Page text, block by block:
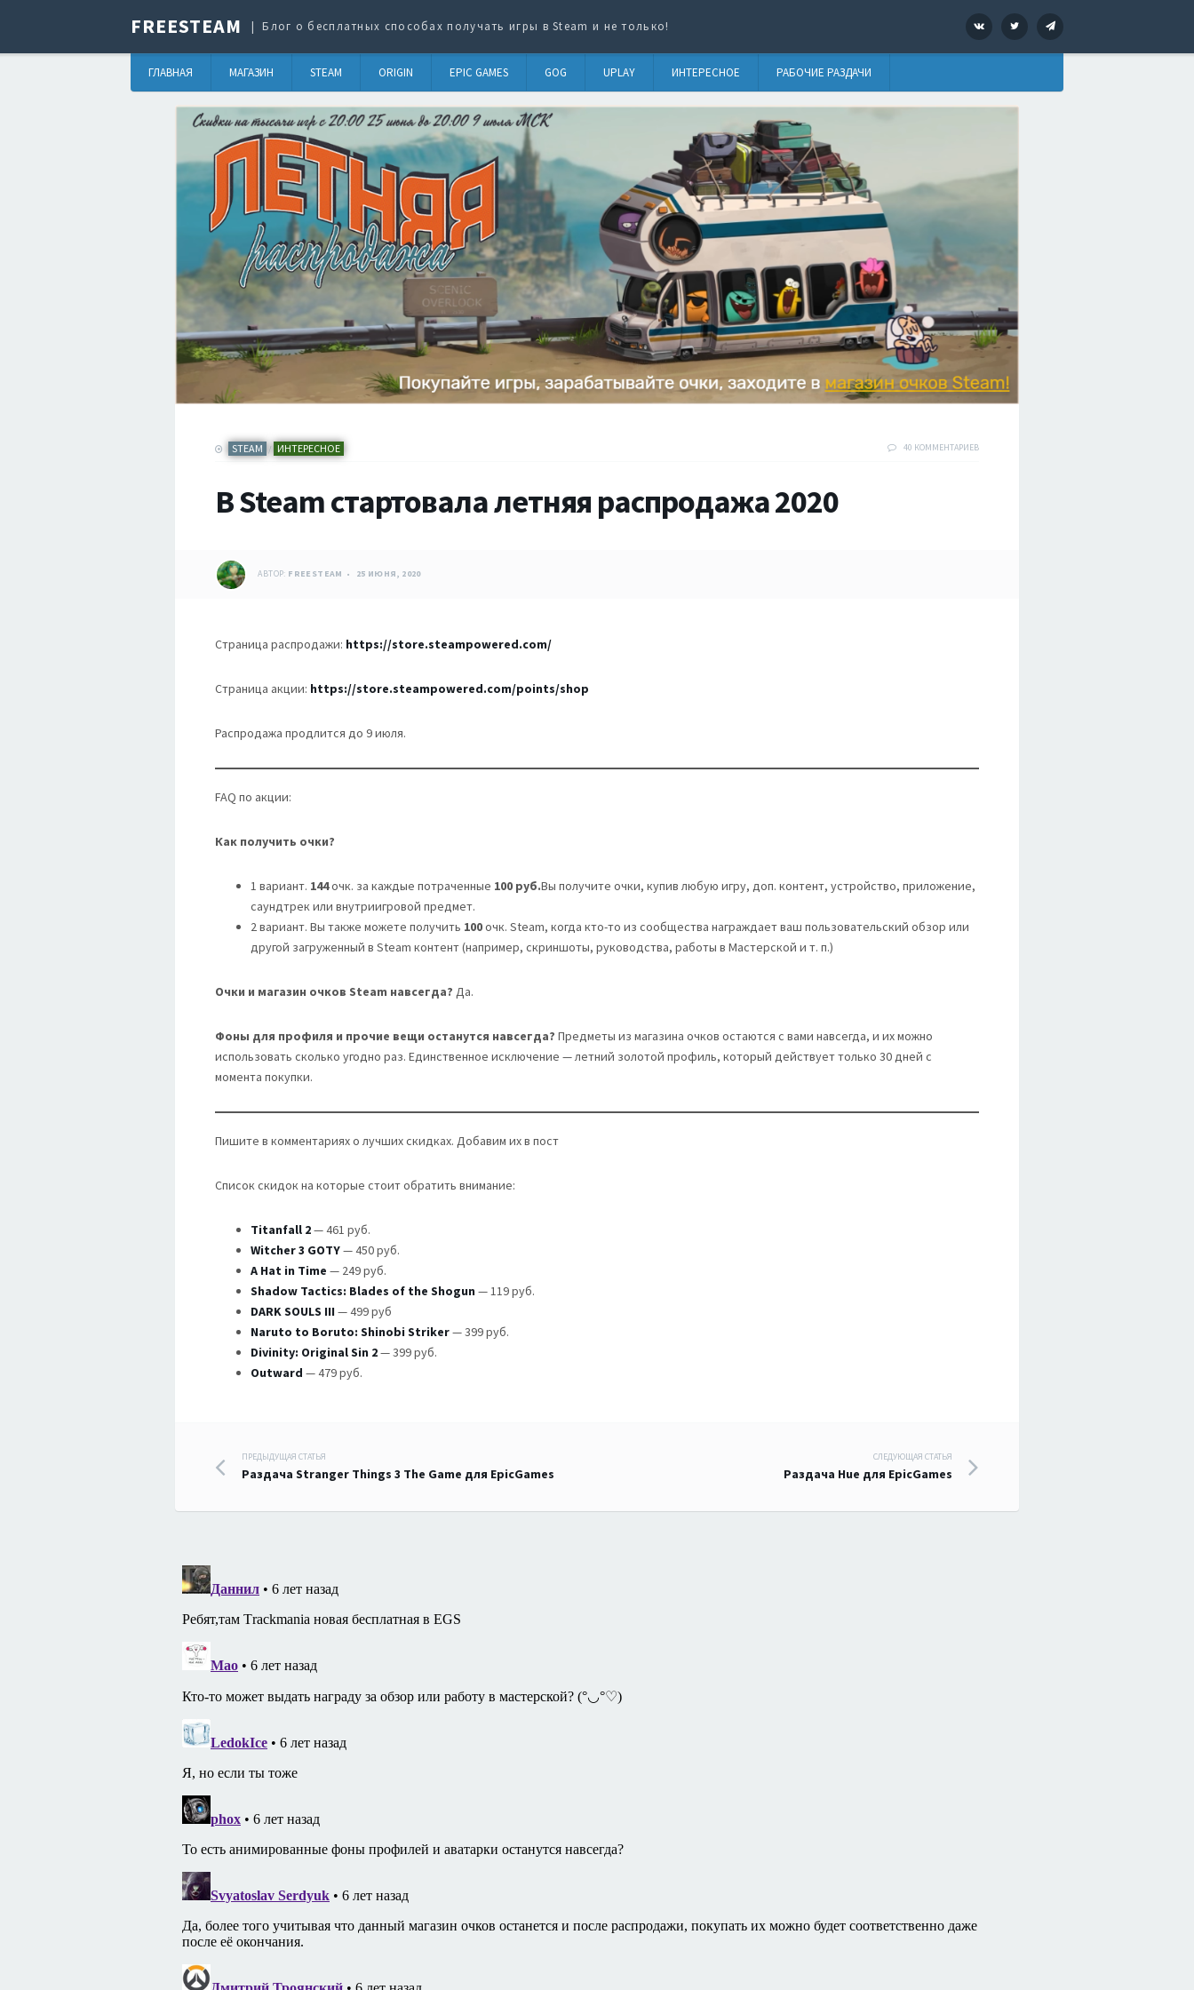
FREESTEAM Блог о бесплатных способах получать игры в Steam и не только! VK Twitter
ГЛАВНАЯ МАГАЗИН STEAM ORIGIN EPIC GAMES GOG UPLAY ИНТЕРЕСНОЕ РАБОЧИЕ РАЗДАЧИ
STEAM / ИНТЕРЕСНОЕ 40 КОММЕНТАРИЕВ
В Steam стартовала летняя распродажа 2020
АВТОР: FREESTEAM 25 ИЮНЯ, 2020
Страница распродажи: https://store.steampowered.com/
Страница акции: https://store.steampowered.com/points/shop
Распродажа продлится до 9 июля.
FAQ по акции:
Как получить очки?
1 вариант. 144очк. за каждые потраченные 100 pуб.Вы получите очки, купив любую игру, доп. контент, устройство, приложение,
саундтрек или внутриигровой предмет.
2 вариант. Вы также можете получить 100очк. Steam, когда кто-то из сообщества награждает ваш пользовательский обзор или
другой загруженный в Steam контент (например, скриншоты, руководства, работы в Мастерской и т. п.)
Очки и магазин очков Steam навсегда? Да.
Фоны для профиля и прочие вещи останутся навсегда? Предметы из магазина очков остаются с вами навсегда, и их можно
использовать сколько угодно раз. Единственное исключение — летний золотой профиль, который действует только 30 дней с
момента покупки.
Пишите в комментариях о лучших скидках. Добавим их в пост
Список скидок на которые стоит обратить внимание:
Titanfall 2— 461 pуб.
Witcher 3 GOTY— 450 pуб.
A Hat in Time — 249 pуб.
Shadow Tactics: Blades of the Shogun — 119 pуб.
DARK SOULS III — 499 pуб
Naruto to Boruto: Shinobi Striker— 399 pуб.
Divinity: Original Sin 2— 399 pуб.
Outward — 479 pуб.
Навигация
по
ПРЕДЫДУЩАЯ СТАТЬЯ
Раздача Stranger Things 3 The Game для EpicGames
СЛЕДУЮЩАЯ СТАТЬЯ
Раздача Hue для EpicGames